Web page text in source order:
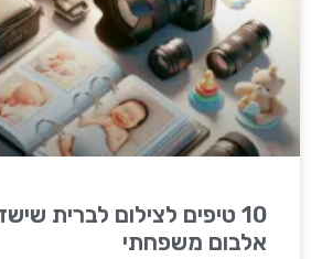
10 טיפים לצילום לברית
אלבום משפחתי